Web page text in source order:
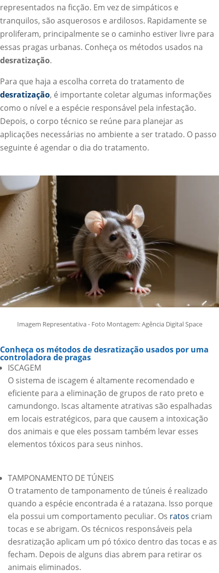
representados na ficção. Em vez de simpáticos e
tranquilos, são asquerosos e ardilosos. Rapidamente se
proliferam, principalmente se o caminho estiver livre para
essas pragas urbanas. Conheça os métodos usados na
desratização.
Para que haja a escolha correta do tratamento de
desratização, é importante coletar algumas informações
como o nível e a espécie responsável pela infestação.
Depois, o corpo técnico se reúne para planejar as
aplicações necessárias no ambiente a ser tratado. O passo
seguinte é agendar o dia do tratamento.
Imagem Representativa - Foto Montagem: Agência Digital Space
Conheça os métodos de desratização usados por uma
controladora de pragas
ISCAGEM
O sistema de iscagem é altamente recomendado e
eficiente para a eliminação de grupos de rato preto e
camundongo. Iscas altamente atrativas são espalhadas
em locais estratégicos, para que causem a intoxicação
dos animais e que eles possam também levar esses
elementos tóxicos para seus ninhos.
TAMPONAMENTO DE TÚNEIS
O tratamento de tamponamento de túneis é realizado
quando a espécie encontrada é a ratazana. Isso porque
ela possui um comportamento peculiar. Os ratos criam
tocas e se abrigam. Os técnicos responsáveis pela
desratização aplicam um pó tóxico dentro das tocas e as
fecham. Depois de alguns dias abrem para retirar os
animais eliminados.